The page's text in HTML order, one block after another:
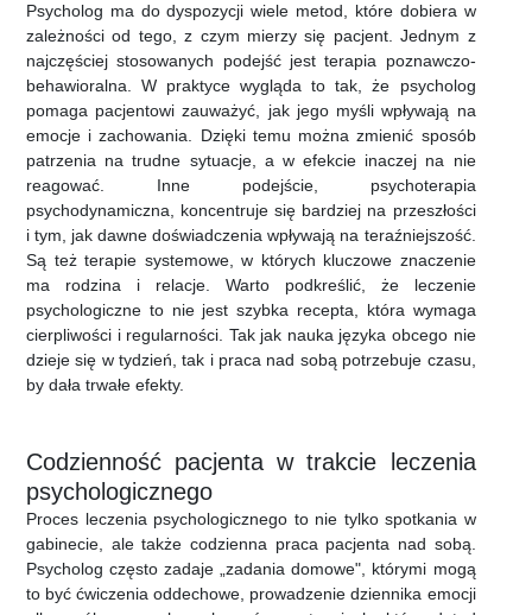
Psycholog ma do dyspozycji wiele metod, które dobiera w
zależności od tego, z czym mierzy się pacjent. Jednym z
najczęściej stosowanych podejść jest terapia poznawczo-
behawioralna. W praktyce wygląda to tak, że psycholog
pomaga pacjentowi zauważyć, jak jego myśli wpływają na
emocje i zachowania. Dzięki temu można zmienić sposób
patrzenia na trudne sytuacje, a w efekcie inaczej na nie
reagować. Inne podejście, psychoterapia
psychodynamiczna, koncentruje się bardziej na przeszłości
i tym, jak dawne doświadczenia wpływają na teraźniejszość.
Są też terapie systemowe, w których kluczowe znaczenie
ma rodzina i relacje. Warto podkreślić, że leczenie
psychologiczne to nie jest szybka recepta, która wymaga
cierpliwości i regularności. Tak jak nauka języka obcego nie
dzieje się w tydzień, tak i praca nad sobą potrzebuje czasu,
by dała trwałe efekty.
Codzienność pacjenta w trakcie leczenia
psychologicznego
Proces leczenia psychologicznego to nie tylko spotkania w
gabinecie, ale także codzienna praca pacjenta nad sobą.
Psycholog często zadaje „zadania domowe", którymi mogą
to być ćwiczenia oddechowe, prowadzenie dziennika emocji